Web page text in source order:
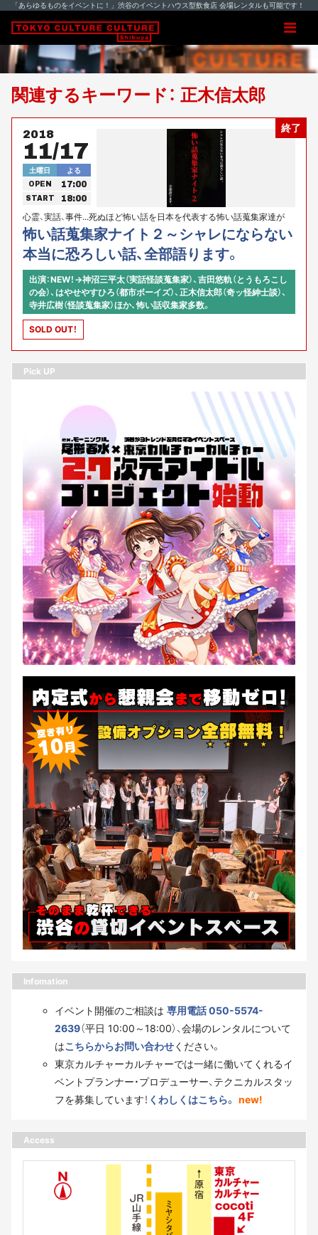
「あらゆるものをイベントに！」渋谷のイベントハウス型飲食店 会場レンタルも可能です！
関連するキーワード： 正木信太郎
終了
2018
11/17
土曜日 よる
OPEN 17:00
START 18:00
心霊、実話、事件...死ぬほど怖い話を日本を代表する怖い話蒐集家達が
次々と披露し続ける最恐の一夜、第２弾。
怖い話蒐集家ナイト２～シャレにならない
本当に恐ろしい話、全部語ります。
出演：NEW！→神沼三平太（実話怪談蒐集家）、吉田悠軌（とうもろこし
の会）、はやせやすひろ（都市ボーイズ）、正木信太郎（奇ッ怪紳士談）、
寺井広樹（怪談蒐集家）ほか、怖い話収集家多数。
SOLD OUT！
Pick UP
Infomation
イベント開催のご相談は 専用電話 050-5574-
2639（平日 10:00～18:00）、会場のレンタルについて
はこちらからお問い合わせください。
東京カルチャーカルチャーでは一緒に働いてくれるイ
ベントプランナー・プロデューサー、テクニカルスタッ
フを募集しています！ くわしくはこちら。 new!
Access